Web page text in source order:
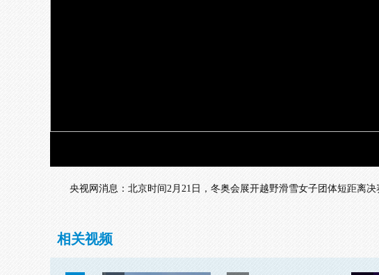
央视网消息：北京时间2月21日，冬奥会展开越野滑雪女子团体短距离
相关视频